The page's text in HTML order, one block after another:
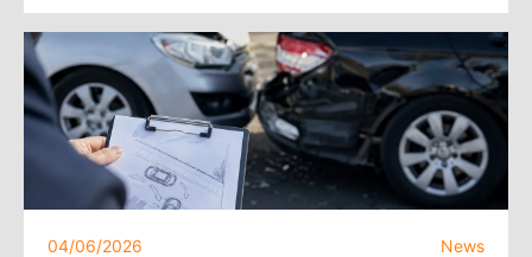
04/06/2026 News